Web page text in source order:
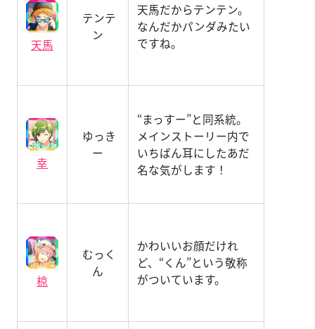
天馬
テンテ
ン
天馬だからテンテン。
なんだかパンダみたい
ですね。
幸
ゆっき
ー
“まっすー”と同系統。
メインストーリー内で
いちばん耳にしたあだ
名な気がします！
椋
むっく
ん
かわいいお顔だけれ
ど、“くん”という敬称
がついています。